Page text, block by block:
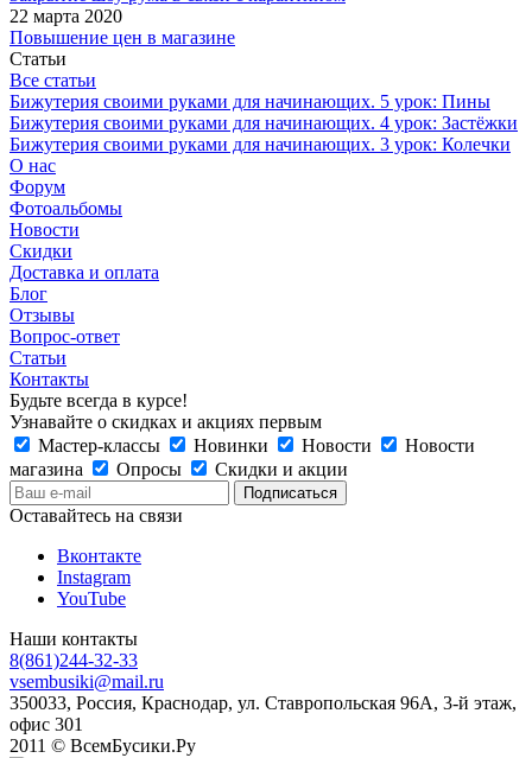
22 марта 2020
Повышение цен в магазине
Статьи
Все статьи
Бижутерия своими руками для начинающих. 5 урок: Пины
Бижутерия своими руками для начинающих. 4 урок: Застёжки
Бижутерия своими руками для начинающих. 3 урок: Колечки
О нас
Форум
Фотоальбомы
Новости
Скидки
Доставка и оплата
Блог
Отзывы
Вопрос-ответ
Статьи
Контакты
Будьте всегда в курсе!
Узнавайте о скидках и акциях первым
Мастер-классы
Новинки Новости
Новости
магазина
Опросы Скидки и акции
Оставайтесь на связи
Вконтакте
Instagram
YouTube
Наши контакты
8(861)244-32-33
vsembusiki@mail.ru
350033, Россия, Краснодар, ул. Ставропольская 96А, 3-й этаж,
офис 301
2011 © ВсемБусики.Ру